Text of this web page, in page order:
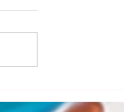
und darüber